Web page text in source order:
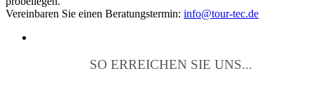
Vereinbaren Sie einen Beratungstermin: info@tour-tec.de
SO ERREICHEN SIE UNS...